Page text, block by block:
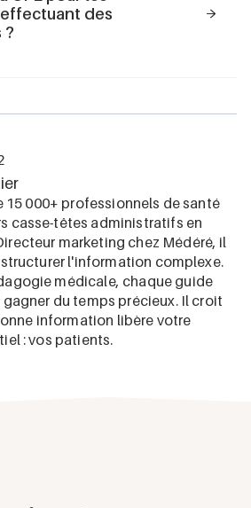
libéral peut déclarer ces
ou en régime réel aux frais réels.
des
?
l’application de la CFE
15 000+ professionnels de santé
casse-têtes administratifs en
marketing chez Médéré, il
l'information complexe.
médicale, chaque guide
du temps précieux. Il croit
information libère votre
: vos patients.